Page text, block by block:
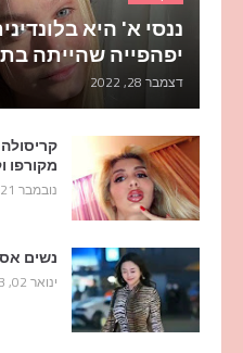
ננסי א' היא
יפהפייה שהייתה
דצמבר 28, 2022
מקורפו
נובמבר 21, 2025
נשים
ינואר 02, 2023